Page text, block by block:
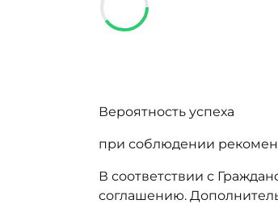
Вероятность успеха
при соблюдении
В соответствии с
соглашению.